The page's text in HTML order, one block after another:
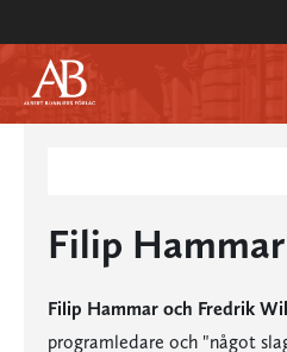
Filip Hammar
Filip Hammar och Fredrik
programledare och "något